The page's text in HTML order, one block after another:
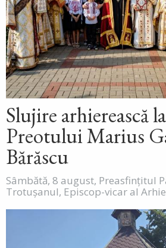
Slujire arhierească
Preotului Marius
Bărăscu
Sâmbătă, 8 august, Preasfințitul
Trotușanul, Episcop-vicar al